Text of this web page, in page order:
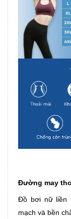
Đường may
Đồ bơi nữ liền
mạch và bền